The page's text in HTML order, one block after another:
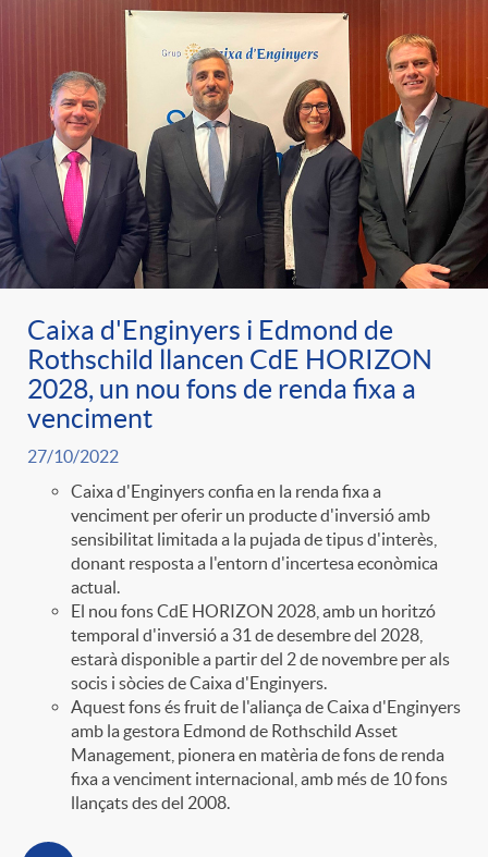
Caixa d'Enginyers i Edmond de
Rothschild llancen CdE HORIZON
2028, un nou fons de renda fixa a
venciment
27/10/2022
Caixa d'Enginyers confia en la renda fixa a
venciment per oferir un producte d'inversió amb
sensibilitat limitada a la pujada de tipus d'interès,
donant resposta a l'entorn d'incertesa econòmica
actual.
El nou fons CdE HORIZON 2028, amb un horitzó
temporal d'inversió a 31 de desembre del 2028,
estarà disponible a partir del 2 de novembre per als
socis i sòcies de Caixa d'Enginyers.
Aquest fons és fruit de l'aliança de Caixa d'Enginyers
amb la gestora Edmond de Rothschild Asset
Management, pionera en matèria de fons de renda
fixa a venciment internacional, amb més de 10 fons
llançats des del 2008.